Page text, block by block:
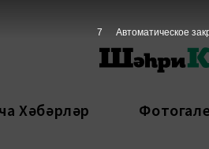
Хәбәрләр
6 Автоматическое